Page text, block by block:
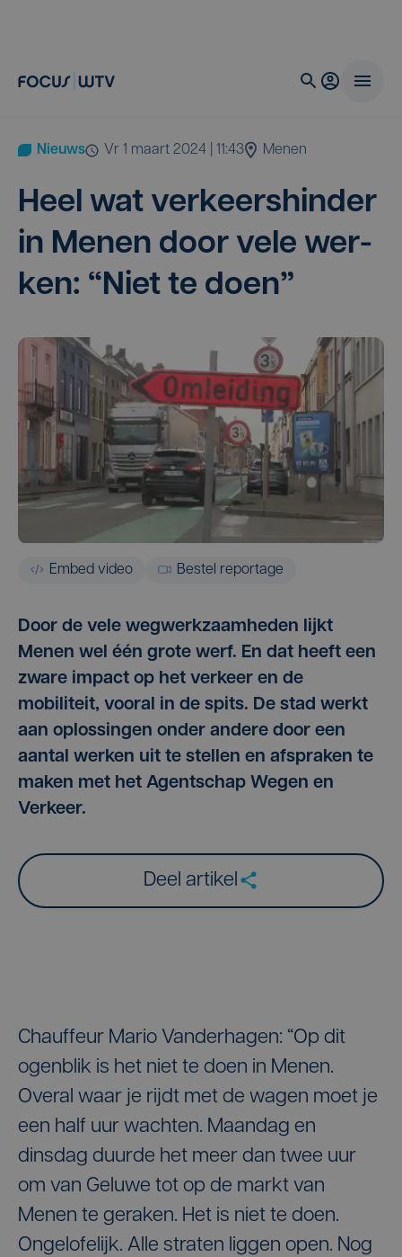
Nieuws vr 1 maart 2024 | 11:43 Menen
Heel wat ver­keers­hin­der
in Menen door vele wer­
ken: “Niet te doen”
Embed video Bestel reportage
Door de vele wegwerkzaamheden lijkt
Menen wel één grote werf. En dat heeft een
zware impact op het verkeer en de
mobiliteit, vooral in de spits. De stad werkt
aan oplossingen onder andere door een
aantal werken uit te stellen en afspraken te
maken met het Agentschap Wegen en
Verkeer.
Deel artikel
Chauffeur Mario Vanderhagen: “Op dit
ogenblik is het niet te doen in Menen.
Overal waar je rijdt met de wagen moet je
een half uur wachten. Maandag en
dinsdag duurde het meer dan twee uur
om van Geluwe tot op de markt van
Menen te geraken. Het is niet te doen.
Ongelofelijk. Alle straten liggen open. Nog